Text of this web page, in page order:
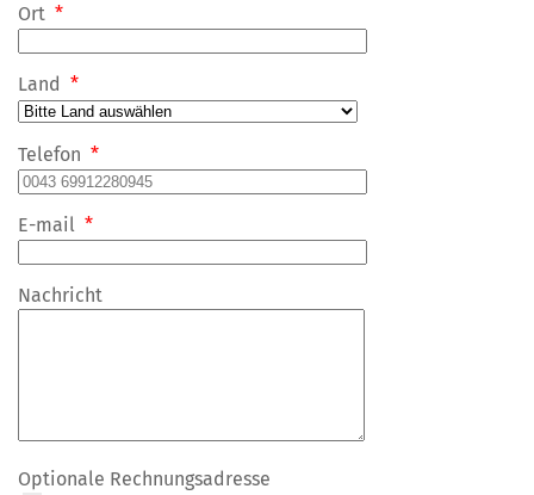
Ort *
Land *
Telefon *
E-mail *
Nachricht
Optionale Rechnungsadresse